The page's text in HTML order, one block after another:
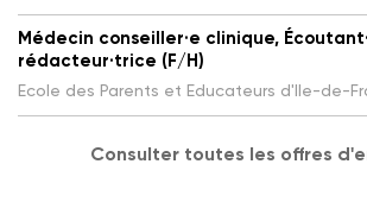
Médecin conseiller·e clinique,
rédacteur·trice (F/H)
Ecole des Parents et Educateurs d'Ile-de-
Consulter toutes les offres